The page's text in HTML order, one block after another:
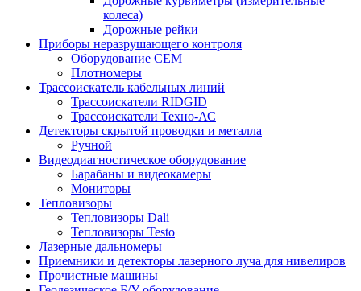
колеса)
Дорожные рейки
Приборы неразрушающего контроля
Оборудование CEM
Плотномеры
Трассоискатель кабельных линий
Трассоискатели RIDGID
Трассоискатели Техно-АС
Детекторы скрытой проводки и металла
Ручной
Видеодиагностическое оборудование
Барабаны и видеокамеры
Мониторы
Тепловизоры
Тепловизоры Dali
Тепловизоры Testo
Лазерные дальномеры
Приемники и детекторы лазерного луча для нивелиров
Прочистные машины